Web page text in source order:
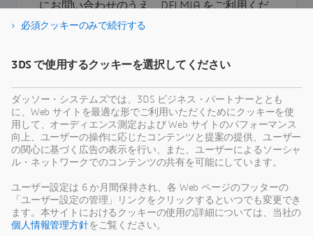
にお問い合わせのうえ、DELMIA をご利用くだ
さい。
もっと詳しく知る
必須クッキーのみで続行する
3DS で使用するクッキーを選択してください
ダッソー・システムズでは、3DS ビジネス・パートナーととも
に、Web サイトを最適な形でご利用いただくためにクッキーを使
用して、オーディエンス測定および Web サイトのパフォーマンス
向上、ユーザーの操作に応じたコンテンツと提案の提供、ユーザー
の関心に基づく広告の表示を行い、また、ユーザーによるソーシャ
ル・ネットワークでのコンテンツの共有を可能にしています。
ユーザー設定は 6 か月間保持され、各 Web ページのフッターの
「ユーザー設定の管理」リンクをクリックするといつでも変更でき
ます。本サイトにおけるクッキーの使用の詳細については、当社の
個人情報管理方針をご覧ください。